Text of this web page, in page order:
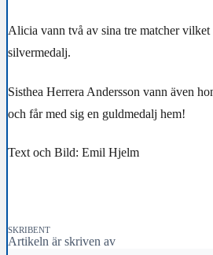
Alicia vann två av sina tre matcher vilket
silvermedalj.
Sisthea Herrera Andersson vann även
och får med sig en guldmedalj hem!
Text och Bild: Emil Hjelm
SKRIBENT
Artikeln är skriven av